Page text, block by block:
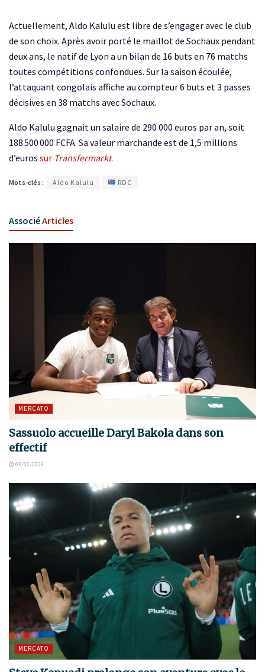
Actuellement, Aldo Kalulu est libre de s’engager avec le club
de son choix. Après avoir porté le maillot de Sochaux pendant
deux ans, le natif de Lyon a un bilan de 16 buts en 76 matchs
toutes compétitions confondues. Sur la saison écoulée,
l’attaquant congolais affiche au compteur 6 buts et 3 passes
décisives en 38 matchs avec Sochaux.
Aldo Kalulu gagnait un salaire de 290 000 euros par an, soit
188 500 000 FCFA. Sa valeur marchande est de 1,5 millions
d’euros sur Transfermarkt.
Mots-clés : Aldo Kalulu RDC
AssociéArticles
MERCATO
Sassuolo accueille Daryl Bakola dans son
effectif
03/02/2026
MERCATO